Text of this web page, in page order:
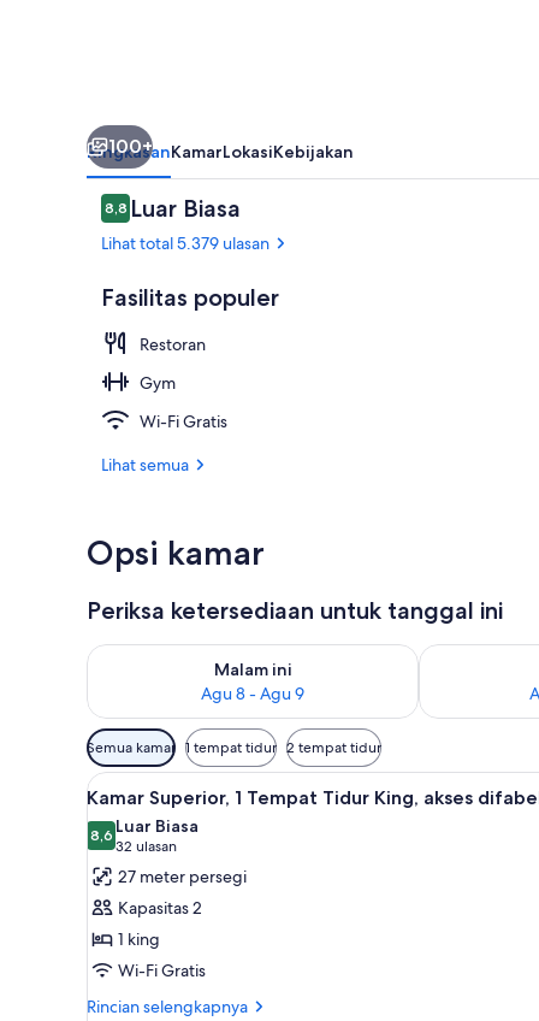
100+
RingkasanKamarLokasiKebijakan
Ulasan
8,88,8 dari 10
Luar Biasa
Lihat total 5.379 ulasan
Fasilitas populer
Restoran
Gym
Wi-Fi Gratis
Lihat semua
Opsi kamar
Periksa ketersediaan untuk tanggal ini
Malam ini
Agu 8 - Agu 9
Periksa ketersediaan untuk malam ini Agu 8 - Agu 9
Periksa
Filter
tersedia
untuk
kamar
Semua kamar 1 tempat tidur 2 tempat tidur
Lihat
semua
foto
untuk
Kamar
Superior,
1
Tempat
Tidur
Kamar Superior, 1 Tempat
4
Kamar Superior, 1 Tempat Tidur King, akses
8,68,6 dari 10
Luar Biasa
32 ulasan
(32
ulasan)
27 meter persegi
Kapasitas 2
1 king
Wi-Fi Gratis
Rincian selengkapnya
Rincian